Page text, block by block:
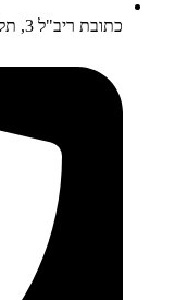
כתובת ריב"ל 3, תל-אביב 6777834